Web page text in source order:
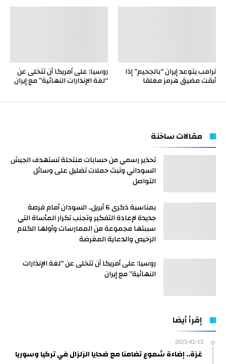
روسيا: على أمريكا أن تتخلى عن
“لغة الإنذارات النهائية” مع إيران
ترامب يتوعد إيران “بالجحيم” إذا
أبقت مضيق هرمز مغلقا
مقالات ساخنة
تحذير رسمي من حسابات منتحلة تستهدف الجيش
السوداني وتبث حملات تضليل على وسائل
التواصل
بمناسبة ذكرى 6 أبريل.. السودان أمام فرصة
جديدة لإعادة التفكير وتجنب تكرار المأساة التي
سببتها مجموعة من الممارسات وأولها الكلام
الرخيص والدعاية المغرضة
روسيا: على أمريكا أن تتخلى عن “لغة الإنذارات
النهائية” مع إيران
إقرأ أيضا
2023-02-13
غزة.. إضاءة شموع تضامنا مع ضحايا الزلزال في تركيا وسوريا